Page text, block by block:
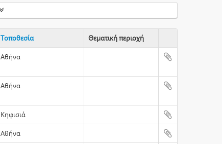
Τοποθεσία
Θεματική περιοχή
Clipboard
Αθήνα
Αθήνα
Κηφισιά
Αθήνα